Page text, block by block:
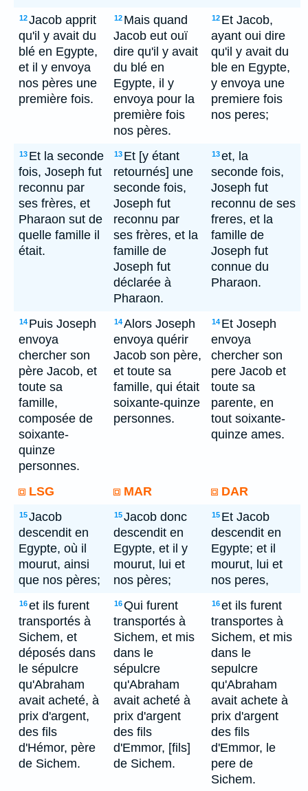
12Jacob apprit
qu'il y avait du
blé en Egypte,
et il y envoya
nos pères une
première fois.
12 Mais quand
Jacob eut ouï
dire qu'il y avait
du blé en
Egypte, il y
envoya pour la
première fois
nos pères.
12 Et Jacob,
ayant oui dire
qu'il y avait du
ble en Egypte,
y envoya une
premiere fois
nos peres;
13 Et la seconde
fois, Joseph fut
reconnu par
ses frères, et
Pharaon sut de
quelle famille il
était.
13 Et [y étant
retournés] une
seconde fois,
Joseph fut
reconnu par
ses frères, et la
famille de
Joseph fut
déclarée à
Pharaon.
13et, la
seconde fois,
Joseph fut
reconnu de ses
freres, et la
famille de
Joseph fut
connue du
Pharaon.
14 Puis Joseph
envoya
chercher son
père Jacob, et
toute sa
famille,
composée de
soixante-
quinze
personnes.
14Alors Joseph
envoya quérir
Jacob son père,
et toute sa
famille, qui était
soixante-quinze
personnes.
14 Et Joseph
envoya
chercher son
pere Jacob et
toute sa
parente, en
tout soixante-
quinze ames.
LSG MAR DAR
15Jacob
descendit en
Egypte, où il
mourut, ainsi
que nos pères;
15Jacob donc
descendit en
Egypte, et il y
mourut, lui et
nos pères;
15 Et Jacob
descendit en
Egypte; et il
mourut, lui et
nos peres,
16et ils furent
transportés à
Sichem, et
déposés dans
le sépulcre
qu'Abraham
avait acheté, à
prix d'argent,
des fils
d'Hémor, père
de Sichem.
16Qui furent
transportés à
Sichem, et mis
dans le
sépulcre
qu'Abraham
avait acheté à
prix d'argent
des fils
d'Emmor, [fils]
de Sichem.
16et ils furent
transportes à
Sichem, et mis
dans le
sepulcre
qu'Abraham
avait achete à
prix d'argent
des fils
d'Emmor, le
pere de
Sichem.